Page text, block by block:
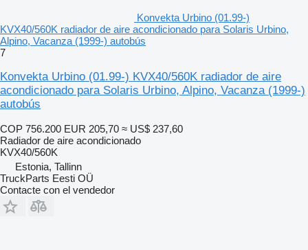
Konvekta Urbino (01.99-)
KVX40/560K radiador de aire acondicionado para Solaris Urbino,
Alpino, Vacanza (1999-) autobús
7
Konvekta Urbino (01.99-) KVX40/560K radiador de aire
acondicionado para Solaris Urbino, Alpino, Vacanza (1999-)
autobús
COP 756.200 EUR 205,70 ≈ US$ 237,60
Radiador de aire acondicionado
KVX40/560K
Estonia, Tallinn
TruckParts Eesti OÜ
Contacte con el vendedor